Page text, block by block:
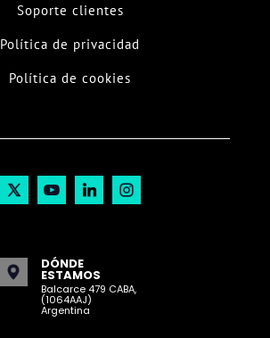
Soporte clientes
Política de privacidad
Política de cookies
DÓNDE
ESTAMOS
Balcarce 479 CABA,
(1064AAJ)
Argentina